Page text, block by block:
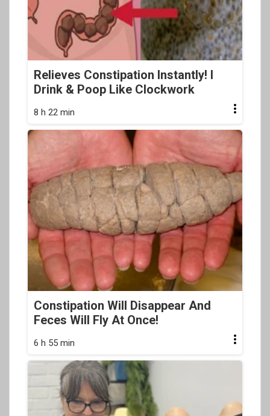
Relieves Constipation Instantly! I
Drink & Poop Like Clockwork
8 h 22 min
Constipation Will Disappear And
Feces Will Fly At Once!
6 h 55 min